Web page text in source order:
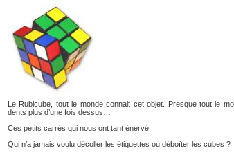
Le Rubicube, tout le monde connait cet objet. Presque tout le
dents plus d’une fois dessus…
Ces petits carrés qui nous ont tant énervé.
Qui n’a jamais voulu décoller les étiquettes ou déboîter les cubes ?